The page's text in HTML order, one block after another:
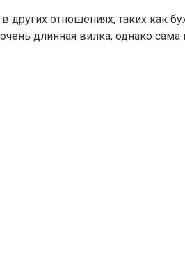
отношениях, таких как
длинная вилка; однако сама